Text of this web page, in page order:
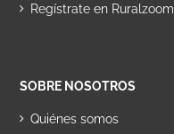
Regístrate en Ruralzoom
SOBRE NOSOTROS
Quiénes somos